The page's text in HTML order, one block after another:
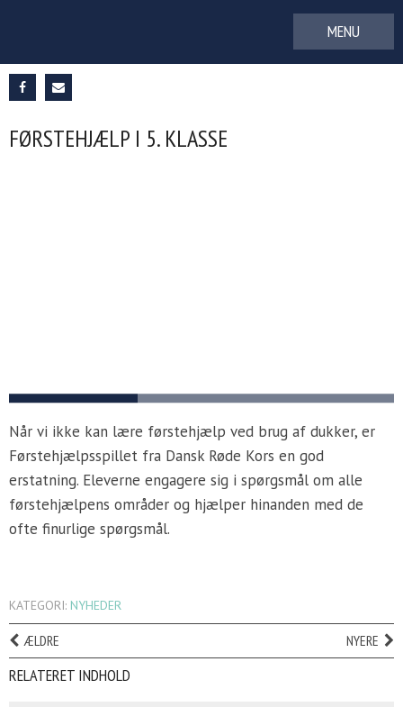
FØRSTEHJÆLP I 5. KLASSE
Når vi ikke kan lære førstehjælp ved brug af dukker, er
Førstehjælpsspillet fra Dansk Røde Kors en god
erstatning. Eleverne engagere sig i spørgsmål om alle
førstehjælpens områder og hjælper hinanden med de
ofte finurlige spørgsmål.
KATEGORI: NYHEDER
ÆLDRE NYERE
RELATERET INDHOLD